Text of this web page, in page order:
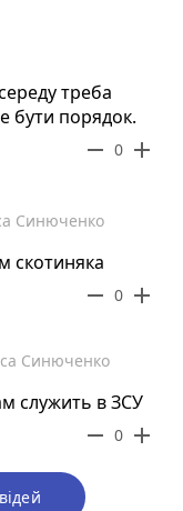
треба
бути порядок.
remove 0 add
Синюченко
скотиняка
remove 0 add
Синюченко
служить в ЗСУ
remove 0 add